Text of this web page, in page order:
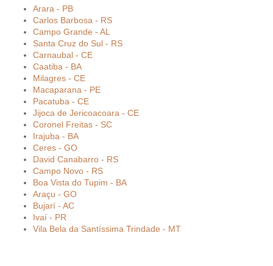
Arara - PB
Carlos Barbosa - RS
Campo Grande - AL
Santa Cruz do Sul - RS
Carnaubal - CE
Caatiba - BA
Milagres - CE
Macaparana - PE
Pacatuba - CE
Jijoca de Jericoacoara - CE
Coronel Freitas - SC
Irajuba - BA
Ceres - GO
David Canabarro - RS
Campo Novo - RS
Boa Vista do Tupim - BA
Araçu - GO
Bujarí - AC
Ivaí - PR
Vila Bela da Santíssima Trindade - MT